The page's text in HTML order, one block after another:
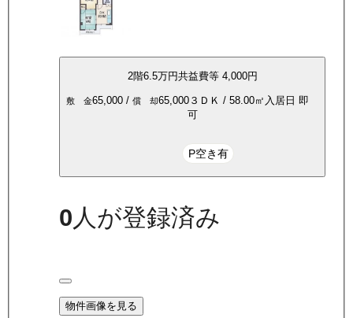
2階6.5万円共益費等 4,000円
敷 金65,000/ 償 却65,000３ＤＫ / 58.00㎡ 入居日 即
可
P空き有
0 人が登録済み
物件画像を見る